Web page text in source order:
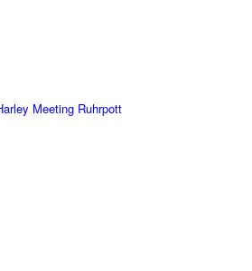
Meeting Ruhrpott